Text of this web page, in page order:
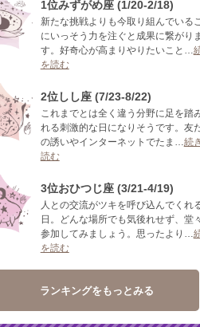
1位みずがめ座 (1/20-2/18)
新たな挑戦よりも今取り組んでいる
にいっそう力を注ぐと成果に繋がりま
す。好奇心が高まりやりたいこと…
を読む
2位しし座 (7/23-8/22)
これまでとは全く違う分野に足を踏
れる刺激的な日になりそうです。友
の誘いやインターネットでたま… 続
読む
3位おひつじ座 (3/21-4/19)
人との交流がツキを呼び込んでくれ
日。どんな場所でも気後れせず、堂
参加してみましょう。思ったより…
を読む
ランキングをもっとみる